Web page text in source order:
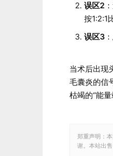
误区2
按1:2:1
误区3
当术后出现
毛囊炎的信
枯竭的“能量
郑重声明：
谢。本站出